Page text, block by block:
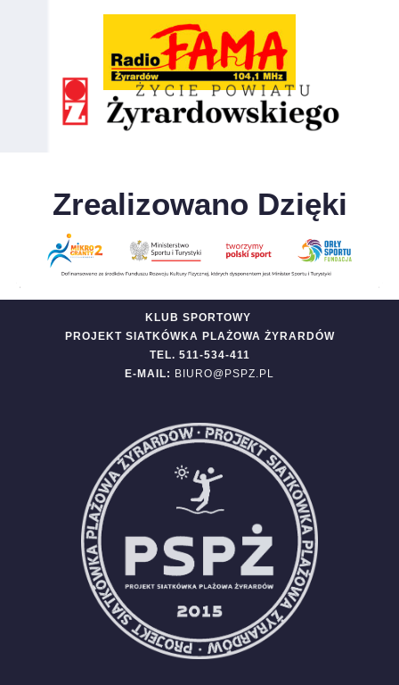
Zrealizowano Dzięki
KLUB SPORTOWY
PROJEKT SIATKÓWKA PLAŻOWA ŻYRARDÓW
TEL. 511-534-411
E-MAIL: BIURO@PSPZ.PL